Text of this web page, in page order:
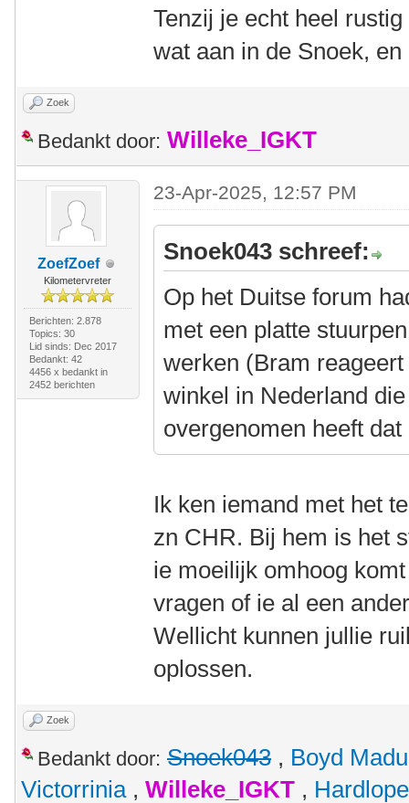
Tenzij je echt heel
wat aan in de Snoek,
Zoek
Bedankt door: Willeke_IGKT
ZoefZoef
Kilometervreter
Berichten: 2.878
Topics: 30
Lid sinds: Dec 2017
Bedankt: 42
4456 x bedankt in
2452 berichten
23-Apr-2025, 12:57 PM
Snoek043 schreef:
Op het Duitse forum
met een platte
werken (Bram
winkel in Nederland
overgenomen heeft
Ik ken iemand met het
zn CHR. Bij hem is het
ie moeilijk omhoog
vragen of ie al een
Wellicht kunnen jullie
oplossen.
Zoek
Bedankt door: Snoek043 , Boyd
Victorrinia, Willeke_IGKT ,